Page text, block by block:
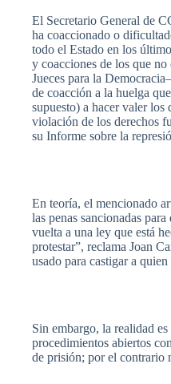
El Secretario General de
ha coaccionado o
todo el Estado en los
y coacciones de los que no
Jueces para la Democracia
de coacción a la huelga que
supuesto) a hacer valerlos
violación de los derechos
su Informe sobre la
En teoría, el mencionado
las penas sancionadas para
vuelta a una ley que está
protestar”, reclama Joan
usado para castigara quien
Sin embargo, la realidad es
procedimientos abiertos
de prisión; porel contrario